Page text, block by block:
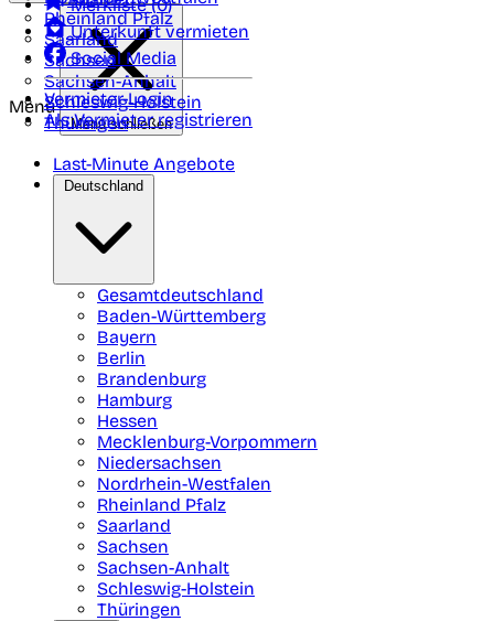
Rheinland Pfalz
Saarland
Sachsen
Sachsen-Anhalt
Schleswig-Holstein
Thüringen
Merkliste (0)
Unterkunft vermieten
Social Media
Vermieter-Login
Als Vermieter registrieren
Menü
Menü schließen
Last-Minute Angebote
Deutschland
Gesamtdeutschland
Baden-Württemberg
Bayern
Berlin
Brandenburg
Hamburg
Hessen
Mecklenburg-Vorpommern
Niedersachsen
Nordrhein-Westfalen
Rheinland Pfalz
Saarland
Sachsen
Sachsen-Anhalt
Schleswig-Holstein
Thüringen